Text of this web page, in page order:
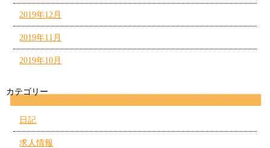
2019年12月
2019年11月
2019年10月
カテゴリー
日記
求人情報